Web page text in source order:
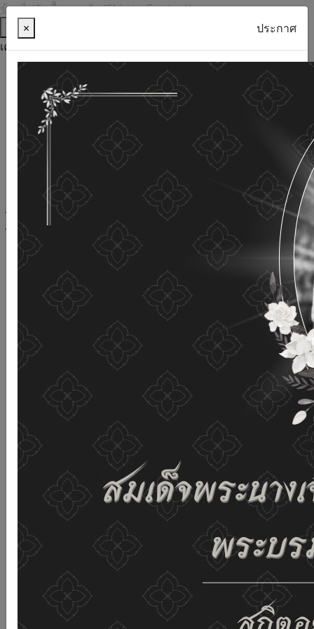
ข้ามไปยังเนื้อหาหลัก (Skip to Content)
ช่วยเหลือ
เครื่องมือการเข้าถึง
ภาษาไทย
ภาษาอังกฤษ
เพิ่มขนาดตัวอักษร
ลดขนาดตัวอักษร
ขนาดตัวอักษรปกติ
ความคมชัดสูง
ความคมชัดเชิงลบ
ความคมชัดปกติ
เปิดอ่านด้วยเสียง
ปิดอ่านด้วยเสียง
ผังเว็บไซต์
เว็บไซต์นี้ใช้คุกกี้ (Cookies)
กรมกิจการผู้สูงอายุ
ให้ความสำคัญต่อข้อมูลส่วนบุคคลของ
ท่าน เพื่อการพัฒนาและปรับปรุงเว็บไซต์ หากท่านใช้บริการ
เว็บไซต์นี้โดยไม่มีการปรับตั้งค่าใดๆ แสดงว่าท่านยินยอมที่จะ
รับคุกกี้บนเว็บไซต์ และนโยบายสิทธิส่วนบุคคลของเรา
ดูรายละเอียด ยอมรับทั้งหมด
02-659-6811 saraban@dop.mail.go.th
เปลี่ยนการแสดงผล
ก-ก
× ประกาศ